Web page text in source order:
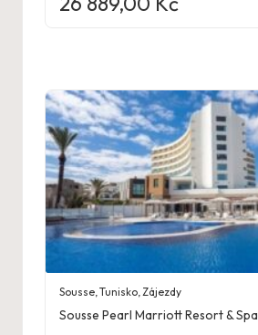
Sousse ,Tunisko Zájezdy
Sousse Pearl Marriott Resort & Spa